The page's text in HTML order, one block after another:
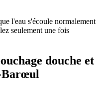
l'eau s'écoule normalement
seulement une fois
douche et
Barœul